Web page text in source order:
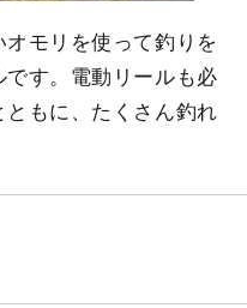
モリを使って釣りを
す。電動リールも必
もに、たくさん釣れ